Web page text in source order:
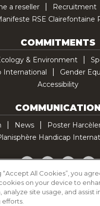
a reseller
Recruitment
RSE Clairefontaine
COMMITMENTS
& Environment
International
Gender
Accessibility
News
Poster
Handicap
Facebook
Twitter
Cookie Policy
“Accept All Cookies”, you
on your device to
analyze site usage, and assist